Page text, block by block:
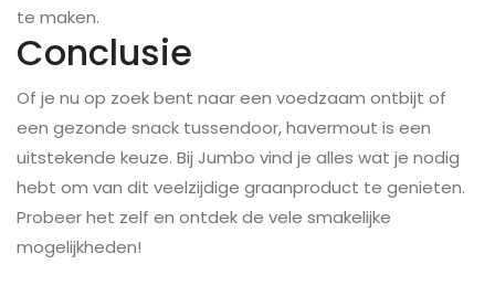
te maken.
Conclusie
Of je nu op zoek bent naar een voedzaam ontbijt of
een gezonde snack tussendoor, havermout is een
uitstekende keuze. Bij Jumbo vind je alles wat je nodig
hebt om van dit veelzijdige graanproduct te genieten.
Probeer het zelf en ontdek de vele smakelijke
mogelijkheden!